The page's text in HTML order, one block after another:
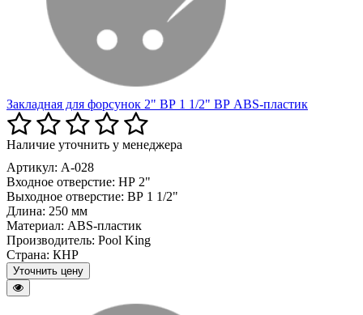
Закладная для форсунок 2" ВР 1 1/2" ВР ABS-пластик
Наличие уточнить у менеджера
Артикул: A-028
Входное отверстие: НР 2"
Выходное отверстие: ВР 1 1/2"
Длина: 250 мм
Материал: ABS-пластик
Производитель: Pool King
Страна: КНР
Уточнить цену